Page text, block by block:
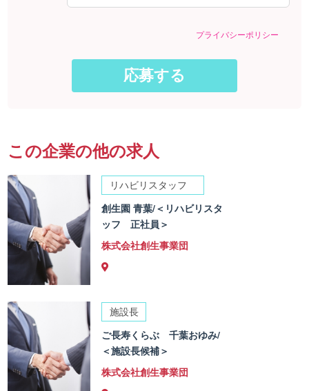
プライバシーポリシー
この企業の他の求人
リハビリスタッフ
創生園 青葉/＜リハビリスタ
ッフ 正社員＞
株式会社創生事業団
施設長
ご長寿くらぶ 千葉おゆみ/
＜施設長候補＞
株式会社創生事業団